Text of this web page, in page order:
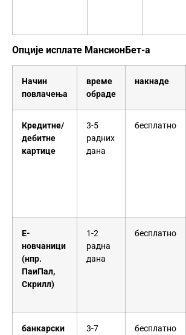
Опције исплате МансионБет-а
Начин
повлачења
време
обраде
накнаде
Кредитне/
дебитне
картице
3-5
радних
дана
бесплатно
Е-
новчаници
(нпр.
ПаиПал,
Скрилл)
1-2
радна
дана
бесплатно
банкарски
3-7
бесплатно